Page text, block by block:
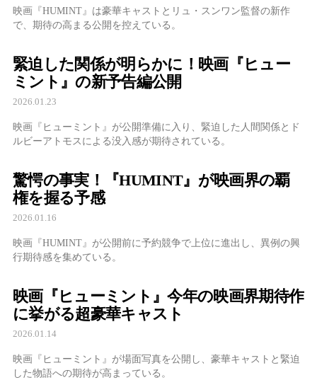
映画『HUMINT』は豪華キャストとリュ・スンワン監督の新作
で、期待の高まる公開を控えている。
緊迫した関係が明らかに！映画『ヒュー
ミント』の新予告編公開
2026.01.23
映画『ヒューミント』が公開準備に入り、緊迫した人間関係とド
ルビーアトモスによる没入感が期待されている。
驚愕の事実！『HUMINT』が映画界の覇
権を握る予感
2026.01.16
映画『HUMINT』が公開前に予約競争で上位に進出し、異例の興
行期待感を集めている。
映画『ヒューミント』今年の映画界期待作
に挙がる超豪華キャスト
2026.01.14
映画『ヒューミント』が場面写真を公開し、豪華キャストと緊迫
した物語への期待が高まっている。